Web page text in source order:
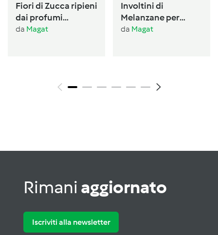
Fiori di Zucca ripieni
dai profumi
Ogliastrini
da Magat
Involtini di
Melanzane per
antipasto /conserva
da Magat
Rimani aggiornato
Iscriviti alla newsletter